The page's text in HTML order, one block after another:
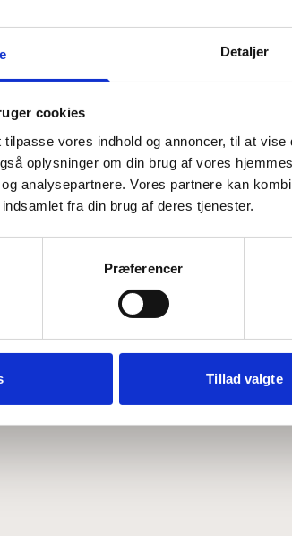
Detaljer
cookies
vores indhold og annoncer, til at
oplysninger om din brug af vores
analysepartnere. Vores partnere kan
fra din brug af deres tjenester.
Præferencer
Tillad valgte
Jeg accepterer behandlingen af mine
Hvem er CEPOS
Vores værdier
Medarbejdere
Kontakt